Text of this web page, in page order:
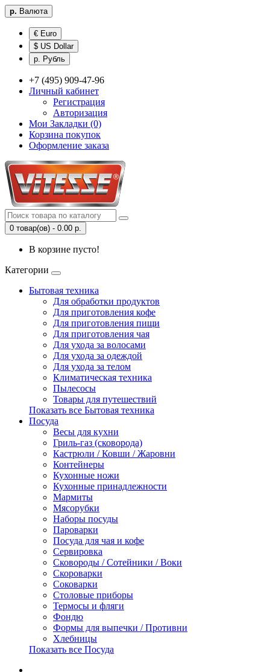
р. Валюта
€ Euro
$ US Dollar
р. Рубль
+7 (495) 909-47-96
Личный кабинет
Регистрация
Авторизация
Мои Закладки (0)
Корзина покупок
Оформление заказа
0 товар(ов) - 0.00 р.
В корзине пусто!
Категории
Бытовая техника
Для обработки продуктов
Для приготовления кофе
Для приготовления пищи
Для приготовления чая
Для ухода за волосами
Для ухода за одеждой
Для ухода за телом
Климатическая техника
Пылесосы
Товары для путешествий
Показать все Бытовая техника
Посуда
Весы для кухни
Гриль-газ (сковорода)
Кастрюли / Ковши / Жаровни
Контейнеры
Кухонные ножи
Кухонные принадлежности
Мармиты
Мясорубки
Наборы посуды
Пароварки
Посуда для чая и кофе
Сервировка
Сковороды / Сотейники / Воки
Скороварки
Соковарки
Столовые приборы
Термосы и фляги
Фондю
Формы для выпечки / Противни
Хлебницы
Показать все Посуда